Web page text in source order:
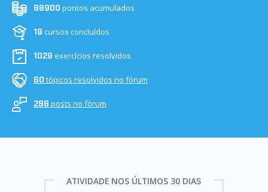
88900 pontos acumulados
19 cursos concluídos
1029 exercícios resolvidos
60 tópicos resolvidos no fórum
288 posts no fórum
ATIVIDADE NOS ÚLTIMOS 30 DIAS